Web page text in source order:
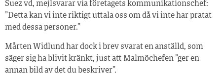
Suez vd, mejlsvarar via företagets kommunikationschef:
”Detta kan vi inte riktigt uttala oss om då vi inte har pratat
med dessa personer.”
Mårten Widlund har dock i brev svarat en anställd, som
säger sig ha blivit kränkt, just att Malmöchefen ”ger en
annan bild av det du beskriver”.